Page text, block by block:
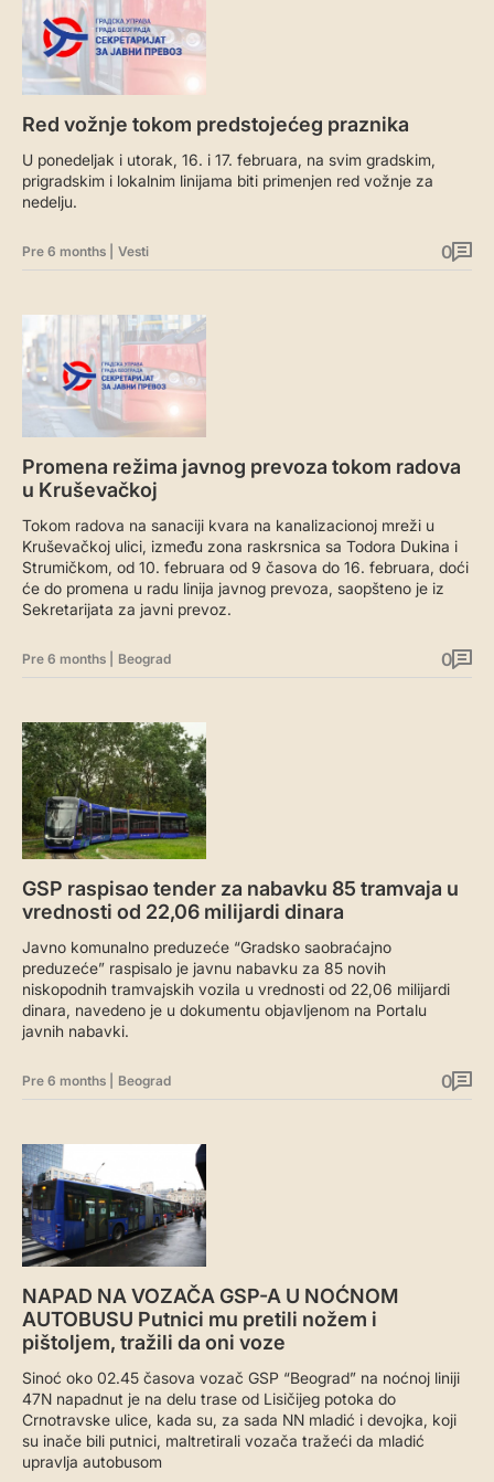
Red vožnje tokom predstojećeg praznika
U ponedeljak i utorak, 16. i 17. februara, na svim gradskim,
prigradskim i lokalnim linijama biti primenjen red vožnje za
nedelju.
Pre 6 months Vesti 0
Promena režima javnog prevoza tokom radova
u Kruševačkoj
Tokom radova na sanaciji kvara na kanalizacionoj mreži u
Kruševačkoj ulici, između zona raskrsnica sa Todora Dukina i
Strumičkom, od 10. februara od 9 časova do 16. februara, doći
će do promena u radu linija javnog prevoza, saopšteno je iz
Sekretarijata za javni prevoz.
Pre 6 months Beograd 0
GSP raspisao tender za nabavku 85 tramvaja u
vrednosti od 22,06 milijardi dinara
Javno komunalno preduzeće “Gradsko saobraćajno
preduzeće” raspisalo je javnu nabavku za 85 novih
niskopodnih tramvajskih vozila u vrednosti od 22,06 milijardi
dinara, navedeno je u dokumentu objavljenom na Portalu
javnih nabavki.
Pre 6 months Beograd 0
NAPAD NA VOZAČA GSP-A U NOĆNOM
AUTOBUSU Putnici mu pretili nožem i
pištoljem, tražili da oni voze
Sinoć oko 02.45 časova vozač GSP “Beograd” na noćnoj liniji
47N napadnut je na delu trase od Lisičijeg potoka do
Crnotravske ulice, kada su, za sada NN mladić i devojka, koji
su inače bili putnici, maltretirali vozača tražeći da mladić
upravlja autobusom